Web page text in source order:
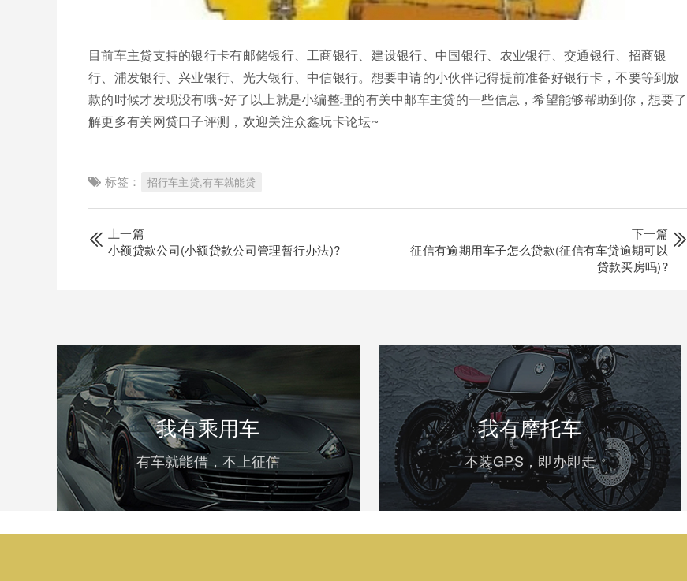
目前车主贷支持的银行卡有邮储银行、工商银行、建设银行、中国银行、农业银行、交通银行、招商银
行、浦发银行、兴业银行、光大银行、中信银行。想要申请的小伙伴记得提前准备好银行卡，不要等到放
款的时候才发现没有哦~好了以上就是小编整理的有关中邮车主贷的一些信息，希望能够帮助到你，想要了
解更多有关网贷口子评测，欢迎关注众鑫玩卡论坛~
标签： 招行车主贷,有车就能贷
上一篇
小额贷款公司(小额贷款公司管理暂行办法)?
下一篇
征信有逾期用车子怎么贷款(征信有车贷逾期可以
贷款买房吗)?
我有乘用车
有车就能借，不上征信
我有摩托车
不装GPS，即办即走